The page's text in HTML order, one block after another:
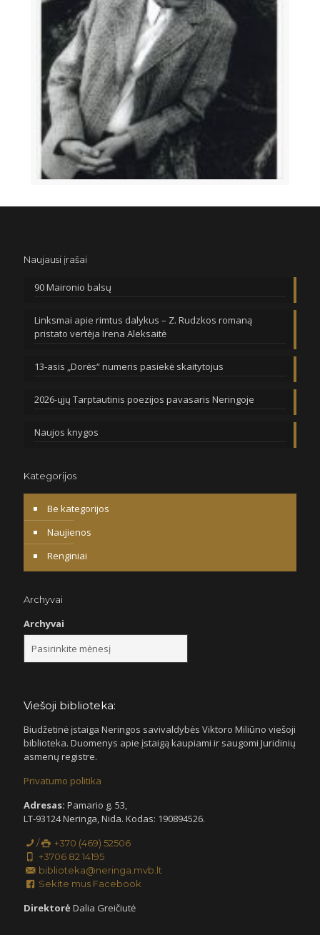
Naujausi įrašai
90 Maironio balsų
Linksmai apie rimtus dalykus – Z. Rudzkos romaną
pristato vertėja Irena Aleksaitė
13-asis „Dorės“ numeris pasiekė skaitytojus
2026-ųjų Tarptautinis poezijos pavasaris Neringoje
Naujos knygos
Kategorijos
Be kategorijos
Naujienos
Renginiai
Archyvai
Archyvai
Viešoji biblioteka:
Biudžetinė įstaiga Neringos savivaldybės Viktoro Miliūno viešoji
biblioteka. Duomenys apie įstaigą kaupiami ir saugomi Juridinių
asmenų registre.
Privatumo politika
Adresas: Pamario g. 53,
LT-93124 Neringa, Nida. Kodas: 190894526.
/
+370 (469) 52506
+3706 82 14195
biblioteka@neringa.mvb.lt
Sekite mus Facebook
Direktorė Dalia Greičiutė